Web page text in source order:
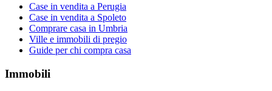
Case in vendita a Perugia
Case in vendita a Spoleto
Comprare casa in Umbria
Ville e immobili di pregio
Guide per chi compra casa
Immobili